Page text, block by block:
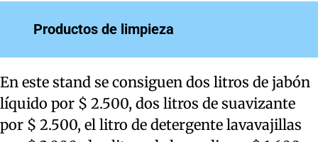
Productos de limpieza
En este stand se consiguen dos litros de jabón
líquido por $ 2.500, dos litros de suavizante
por $ 2.500, el litro de detergente lavavajillas